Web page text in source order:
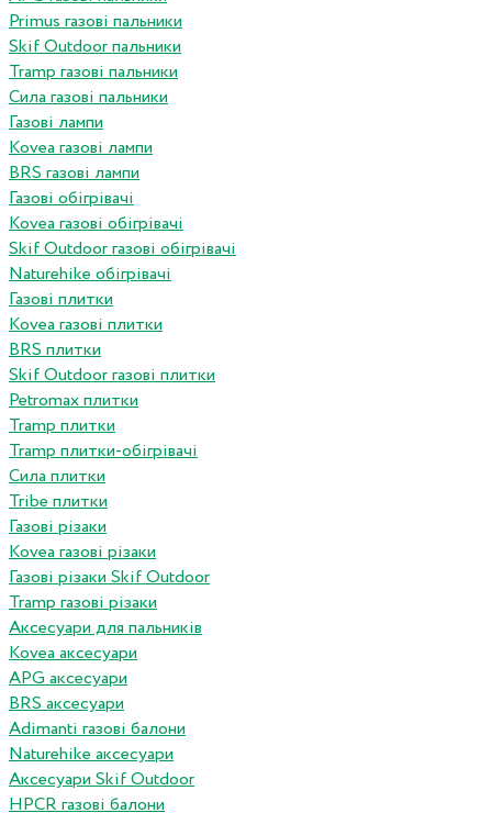
Primus газові пальники
Skif Outdoor пальники
Tramp газові пальники
Сила газові пальники
Газові лампи
Kovea газові лампи
BRS газові лампи
Газові обігрівачі
Kovea газові обігрівачі
Skif Outdoor газові обігрівачі
Naturehike обігрівачі
Газові плитки
Kovea газові плитки
BRS плитки
Skif Outdoor газові плитки
Petromax плитки
Tramp плитки
Tramp плитки-обігрівачі
Сила плитки
Tribe плитки
Газові різаки
Kovea газові різаки
Газові різаки Skif Outdoor
Tramp газові різаки
Аксесуари для пальників
Kovea аксесуари
APG аксесуари
BRS аксесуари
Adimanti газові балони
Naturehike аксесуари
Аксесуари Skif Outdoor
HPCR газові балони